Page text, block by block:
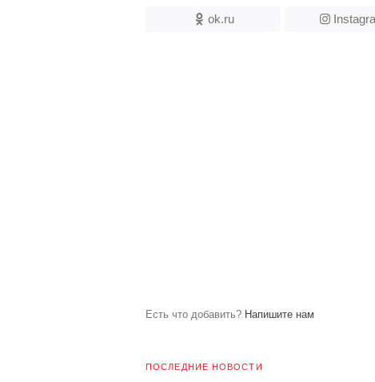
ok.ru
Есть что добавить? Напишите нам
ПОСЛЕДНИЕ НОВОСТИ